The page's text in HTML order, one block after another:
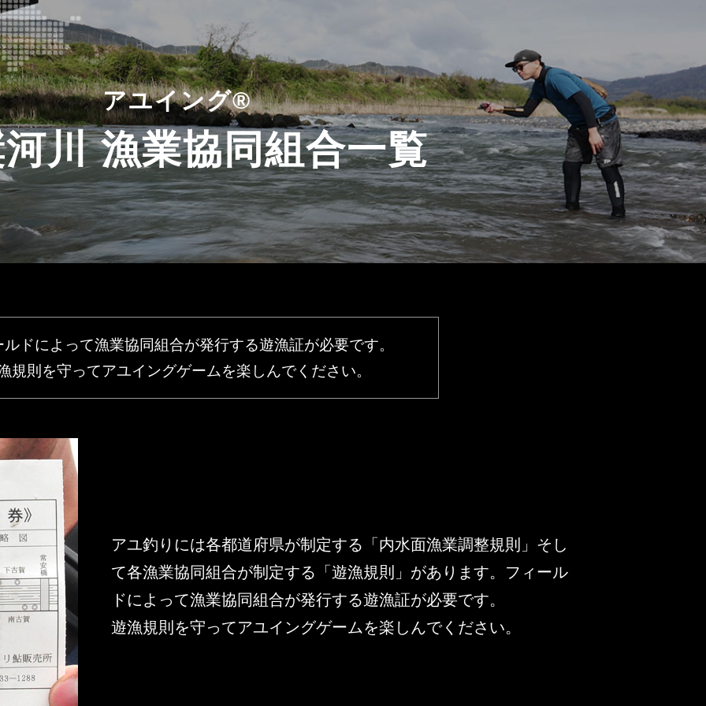
アユイング®
川 漁業協同組合一覧
ドによって漁業協同組合が発行する遊漁証が必要です。
規則を守ってアユイングゲームを楽しんでください。
アユ釣りには各都道府県が制定する「内水面漁業調整規則」そし
て各漁業協同組合が制定する「遊漁規則」があります。フィール
ドによって漁業協同組合が発行する遊漁証が必要です。
遊漁規則を守ってアユイングゲームを楽しんでください。